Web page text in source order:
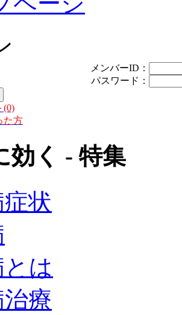
メンバーID：
パスワード：
(0)
た方
効く - 特集
状
は
療